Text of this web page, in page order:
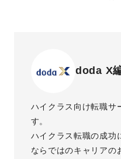
doda X
ハイクラス向け転職サ
す。
ハイクラス転職の成功
ならではのキャリアの